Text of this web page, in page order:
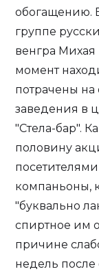
обогащению.
группе
венгра Михая
момент
потрачены на
заведения в
"Стела-бар".
половину
компаньоны,
"буквально
спиртное им
причине
недель после